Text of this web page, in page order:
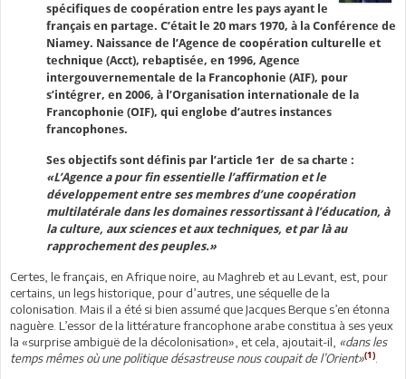
spécifiques de coopération entre les pays ayant le
français en partage. C’était le 20 mars 1970, à la Conférence de
Niamey. Naissance de l’Agence de coopération culturelle et
technique (Acct), rebaptisée, en 1996, Agence
intergouvernementale de la Francophonie (AIF), pour
s’intégrer, en 2006, à l’Organisation internationale de la
Francophonie (OIF), qui englobe d’autres instances
francophones.
Ses objectifs sont définis par l’article 1er de sa charte :
«L’Agence a pour fin essentielle l’affirmation et le
développement entre ses membres d’une coopération
multilatérale dans les domaines ressortissant à l’éducation, à
la culture, aux sciences et aux techniques, et par là au
rapprochement des peuples.»
Certes, le français, en Afrique noire, au Maghreb et au Levant, est, pour
certains, un legs historique, pour d’autres, une séquelle de la
colonisation. Mais il a été si bien assumé que Jacques Berque s’en étonna
naguère. L’essor de la littérature francophone arabe constitua à ses yeux
la «surprise ambiguë de la décolonisation», et cela, ajoutait-il, «dans les
temps mêmes où une politique désastreuse nous coupait de l’Orient»(1)